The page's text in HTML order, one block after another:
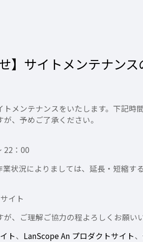
】サイトメンテナン
メンテナンスをいたします。下記時
、予めご了承ください。
22：00
状況によりましては、延長・短縮す
イト
、ご理解ご協力の程よろしくお願い
ト、 LanScope An プロダクトサイト、